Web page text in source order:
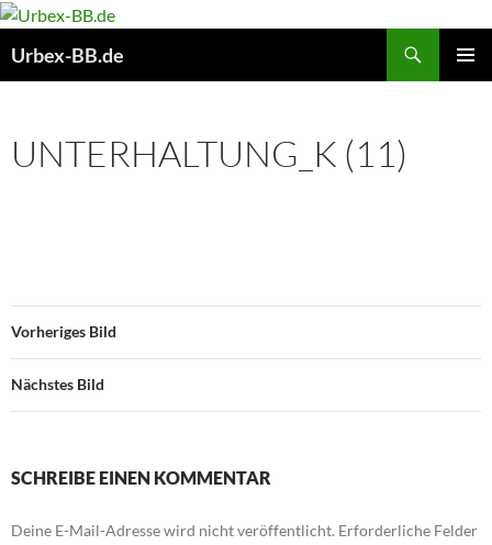
Urbex-BB.de
UNTERHALTUNG_K (11)
Vorheriges Bild
Nächstes Bild
SCHREIBE EINEN KOMMENTAR
Deine E-Mail-Adresse wird nicht veröffentlicht. Erforderliche Felder